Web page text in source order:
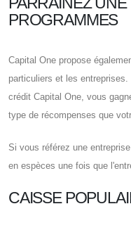
PROGRAMMES
Capital One propose
particuliers et les
crédit Capital One, vous
type de récompenses que
Si vous référez une
en espèces une fois que
CAISSE